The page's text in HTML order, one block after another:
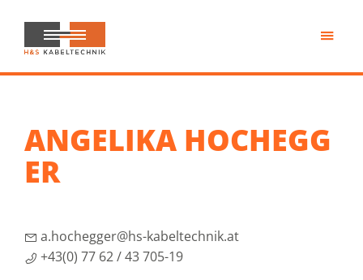
Inhalt
springen
H&S
Kabeltechnik
ANGELIKA HOCHEGG
ER
a.hochegger@hs-kabeltechnik.at
+43(0) 77 62 / 43 705-19